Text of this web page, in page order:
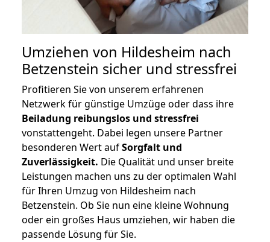
Umziehen von Hildesheim nach
Betzenstein sicher und stressfrei
Profitieren Sie von unserem erfahrenen
Netzwerk für günstige Umzüge oder dass ihre
Beiladung reibungslos und stressfrei
vonstattengeht. Dabei legen unsere Partner
besonderen Wert aufSorgfalt und
Zuverlässigkeit. Die Qualität und unser breite
Leistungen machen uns zu der optimalen Wahl
für Ihren Umzug von Hildesheim nach
Betzenstein. Ob Sie nun eine kleine Wohnung
oder ein großes Haus umziehen, wir haben die
passende Lösung für Sie.